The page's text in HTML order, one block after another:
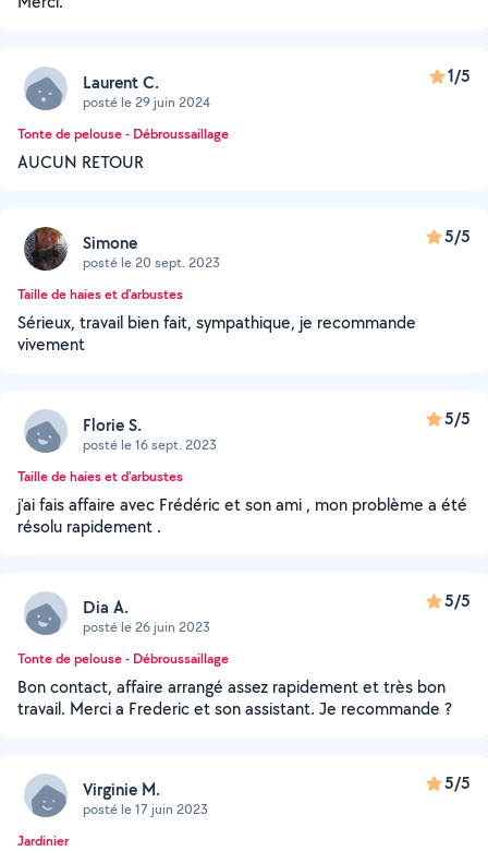
Laurent C.
posté le 29 juin 2024
1/5
Tonte de pelouse - Débroussaillage
AUCUN RETOUR
Simone
posté le 20 sept. 2023
5/5
Taille de haies et d'arbustes
Sérieux, travail bien fait, sympathique, je recommande
vivement
Florie S.
posté le 16 sept. 2023
5/5
Taille de haies et d'arbustes
j'ai fais affaire avec Frédéric et son ami , mon problème a été
résolu rapidement .
Dia A.
posté le 26 juin 2023
5/5
Tonte de pelouse - Débroussaillage
Bon contact, affaire arrangé assez rapidement et très bon
travail. Merci a Frederic et son assistant. Je recommande ?
Virginie M.
posté le 17 juin 2023
5/5
Jardinier